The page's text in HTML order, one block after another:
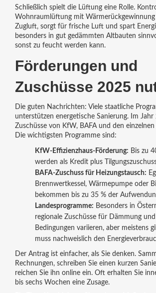
Schließlich spielt die Lüftung eine Rolle.
Wohnraumlüftung mit
Zugluft, sorgt für frische Luft und spart
besonders in gut gedämmten Altbauten
sonst zu feucht werden kann.
Förderungen und
Zuschüsse 2025
Die guten Nachrichten: Viele staatliche
unterstützen energetische Sanierung. Im Jahr
Zuschüsse von KfW, BAFA und den
Die wichtigsten Programme sind:
KfW‑Effizienzhaus‑Förderung: Bis zu
werden als Kredit plus
BAFA‑Zuschuss für Heizungstausch:
Brennwertkessel, Wärmepumpe oder
bekommen bis zu 35 % der
Landesprogramme: Besonders in
regionale Zuschüsse für Dämmung
Bedingungen variieren, aber meistens
muss nachweislich den
Der Antrag ist einfacher, als Sie denken.
Rechnungen, schreiben Sie einen kurzen
reichen Sie ihn online ein. Oft erhalten Sie
bis sechs Wochen eine Zusage.